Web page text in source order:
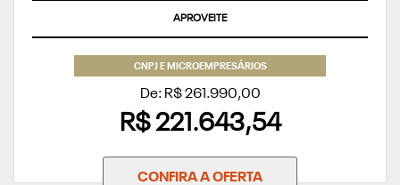
SUPERVALORIZAÇÃO DO SEU SEMINOVO OU TAXA ZERO
CNPJ E MICROEMPRESÁRIOS
De: R$ 261.990,00
R$ 221.643,54
CONFIRA A OFERTA